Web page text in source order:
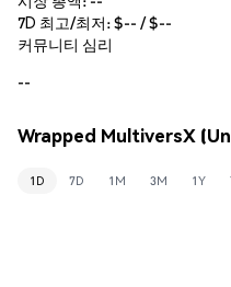
7D 최고/최저: $-- / $--
커뮤니티 심리
--
Wrapped MultiversX
1D 7D 1M 3M 1Y